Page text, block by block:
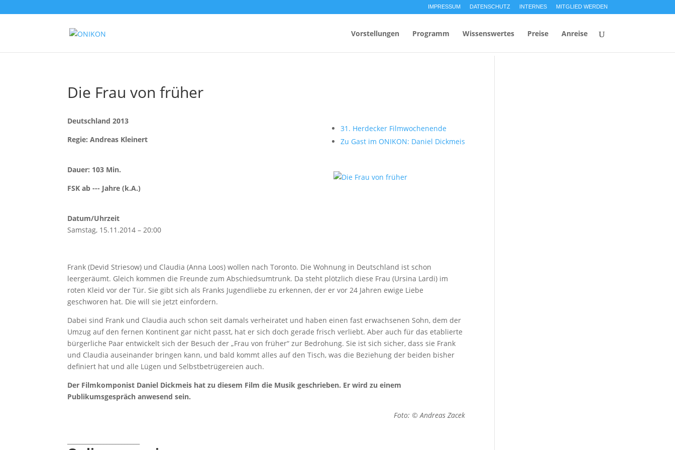
IMPRESSUM DATENSCHUTZ INTERNES MITGLIED WERDEN
Vorstellungen Programm Wissenswertes Preise Anreise
Die Frau von früher
31. Herdecker Filmwochenende
Zu Gast im ONIKON: Daniel Dickmeis
Deutschland 2013
Regie: Andreas Kleinert
Dauer: 103 Min.
FSK ab --- Jahre (k.A.)
Datum/Uhrzeit
Samstag, 15.11.2014 – 20:00
Frank (Devid Striesow) und Claudia (Anna Loos) wollen nach Toronto. Die Wohnung in Deutschland ist schon
leergeräumt. Gleich kommen die Freunde zum Abschiedsumtrunk. Da steht plötzlich diese Frau (Ursina Lardi) im
roten Kleid vor der Tür. Sie gibt sich als Franks Jugendliebe zu erkennen, der er vor 24 Jahren ewige Liebe
geschworen hat. Die will sie jetzt einfordern.
Dabei sind Frank und Claudia auch schon seit damals verheiratet und haben einen fast erwachsenen Sohn, dem der
Umzug auf den fernen Kontinent gar nicht passt, hat er sich doch gerade frisch verliebt. Aber auch für das etablierte
bürgerliche Paar entwickelt sich der Besuch der „Frau von früher“ zur Bedrohung. Sie ist sich sicher, dass sie Frank
und Claudia auseinander bringen kann, und bald kommt alles auf den Tisch, was die Beziehung der beiden bisher
definiert hat und alle Lügen und Selbstbetrügereien auch.
Der Filmkomponist Daniel Dickmeis hat zu diesem Film die Musik geschrieben. Er wird zu einem
Publikumsgespräch anwesend sein.
Foto: © Andreas Zacek